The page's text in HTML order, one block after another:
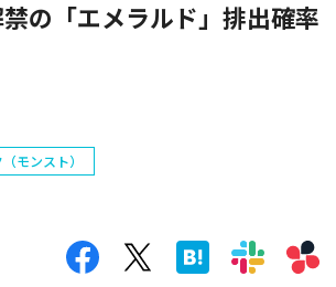
の「エメラルド」排出確率
モンスト）